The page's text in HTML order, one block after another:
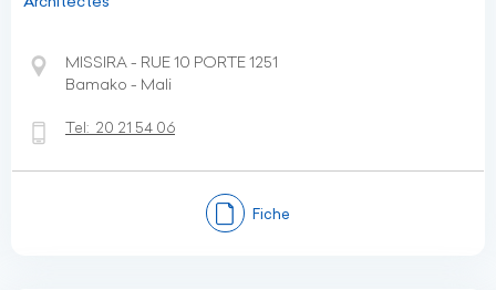
MISSIRA - RUE 10 PORTE 1251
Bamako - Mali
Tel: 20 21 54 06
Fiche